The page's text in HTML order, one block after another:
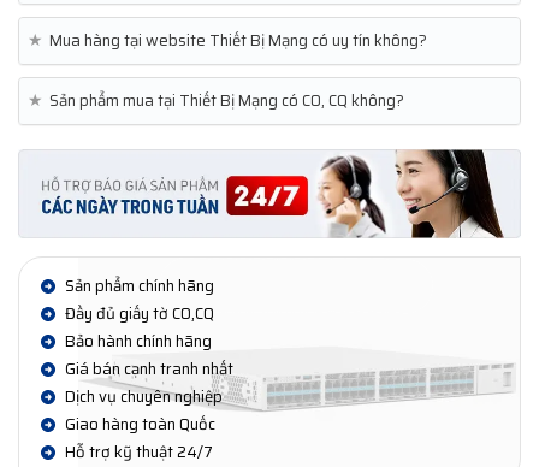
★ Mua hàng tại website Thiết Bị Mạng có uy tín không?
★ Sản phẩm mua tại Thiết Bị Mạng có CO, CQ không?
Sản phẩm chính hãng
Đầy đủ giấy tờ CO,CQ
Bảo hành chính hãng
Giá bán cạnh tranh nhất
Dịch vụ chuyên nghiệp
Giao hàng toàn Quốc
Hỗ trợ kỹ thuật 24/7